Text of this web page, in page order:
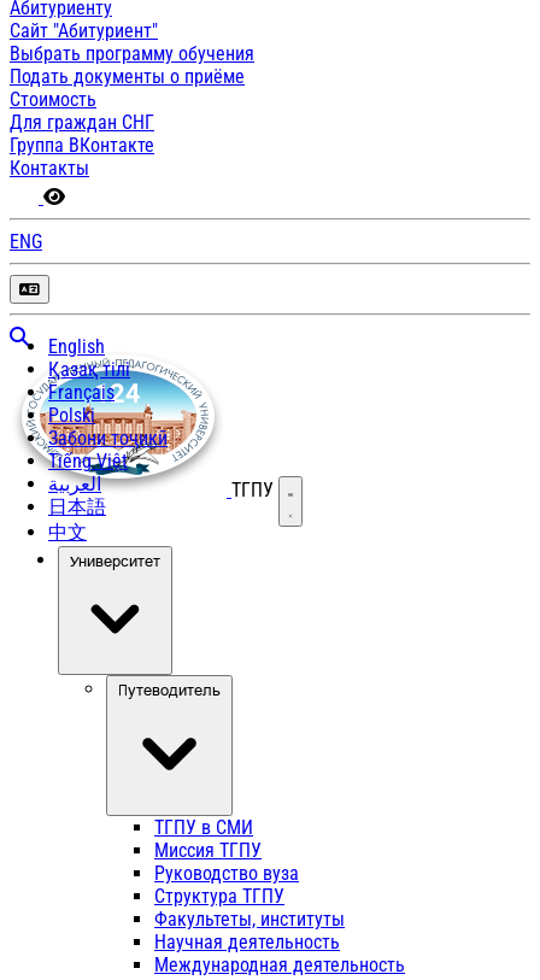
Абитуриенту
Сайт "Абитуриент"
Выбрать программу обучения
Подать документы о приёме
Стоимость
Для граждан СНГ
Группа ВКонтакте
Контакты
ENG
English
Қазақ тілі
Français
Polski
Забони тоҷикӣ
Tiếng Việt
العربية
日本語
中文
ТГПУ Открыть меню
Университет
Путеводитель
ТГПУ в СМИ
Миссия ТГПУ
Руководство вуза
Структура ТГПУ
Факультеты, институты
Научная деятельность
Международная деятельность